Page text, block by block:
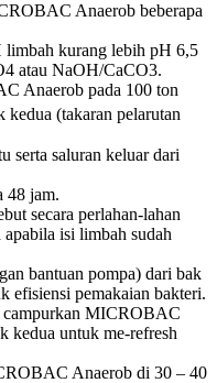
Anaerob beberapa
limbah kurang lebih pH 6,5
atau NaOH/CaCO3.
Anaerob pada 100 ton
kedua (takaran pelarutan
serta saluran keluar dari
48 jam.
secara perlahan-lahan
isi limbah sudah
bantuan pompa) dari bak
efisiensi pemakaian bakteri.
campurkan MICROBAC
kedua untuk me-refresh
Anaerob di 30 – 40